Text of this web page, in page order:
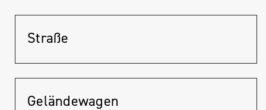
Straße
Geländewagen